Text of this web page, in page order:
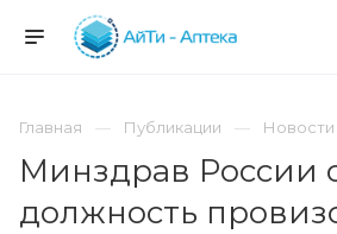
Главная Публикации Новости
Минздрав России
должность